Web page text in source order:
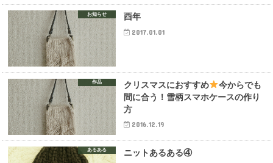
お知らせ 酉年
2017.01.01
作品 クリスマスにおすすめ
今からでも
間に合う！雪柄スマホケースの作り
方
2016.12.19
あるある ニットあるある④